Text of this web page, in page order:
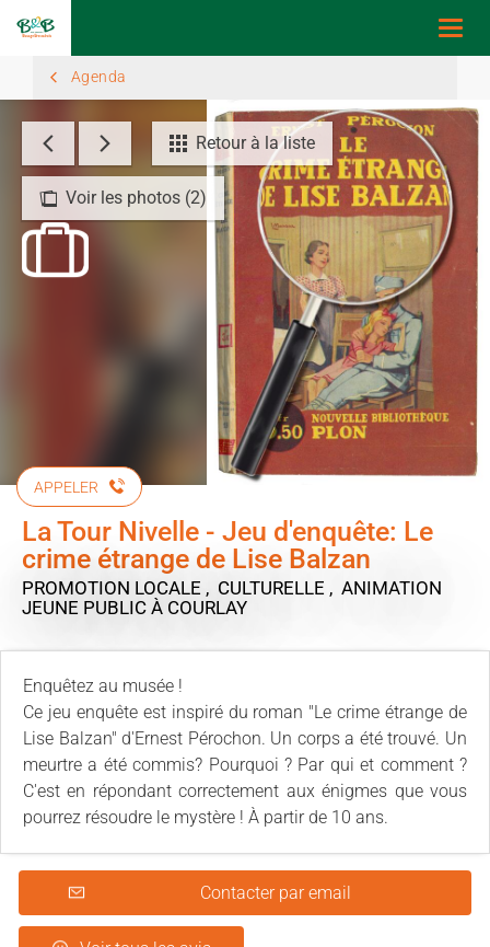
Agenda
Retour à la liste
Voir les photos (2)
APPELER
La Tour Nivelle - Jeu d'enquête: Le
crime étrange de Lise Balzan
PROMOTION LOCALE , CULTURELLE , ANIMATION
JEUNE PUBLIC À COURLAY
Enquêtez au musée !
Ce jeu enquête est inspiré du roman "Le crime étrange de
Lise Balzan" d'Ernest Pérochon. Un corps a été trouvé. Un
meurtre a été commis? Pourquoi ? Par qui et comment ?
C'est en répondant correctement aux énigmes que vous
pourrez résoudre le mystère ! À partir de 10 ans.
Contacter par email